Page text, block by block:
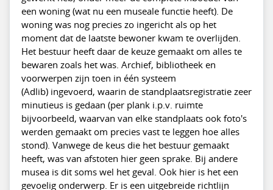
een woning (wat nu een museale functie heeft). De
woning was nog precies zo ingericht als op het
moment dat de laatste bewoner kwam te overlijden.
Het bestuur heeft daar de keuze gemaakt om alles te
bewaren zoals het was. Archief, bibliotheek en
voorwerpen zijn toen in één systeem
(Adlib) ingevoerd, waarin de standplaatsregistratie zeer
minutieus is gedaan (per plank i.p.v. ruimte
bijvoorbeeld, waarvan van elke standplaats ook foto's
werden gemaakt om precies vast te leggen hoe alles
stond). Vanwege de keus die het bestuur gemaakt
heeft, was van afstoten hier geen sprake. Bij andere
musea is dit soms wel het geval. Ook hier is het een
gevoelig onderwerp. Er is een uitgebreide richtlijn